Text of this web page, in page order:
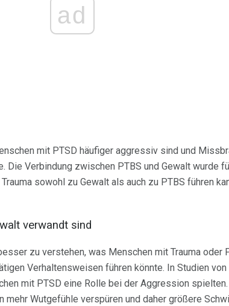
ad
mit PTSD häufiger aggressiv sind und
Verbindung zwischen PTBS und Gewalt wurde
sowohl zu Gewalt als auch zu PTBS führen
verwandt sind
zu verstehen, was Menschen mit Trauma oder
Verhaltensweisen führen könnte. In Studien von
mit PTSD eine Rolle bei der Aggression
mehr Wutgefühle verspüren und daher größere